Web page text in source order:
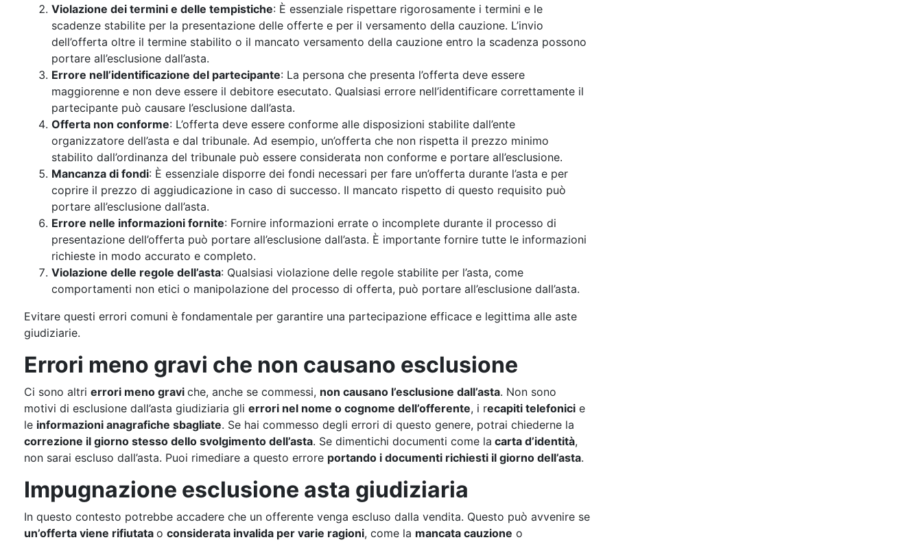
Violazione dei termini e delle tempistiche: È essenziale rispettare rigorosamente i termini e le
scadenze stabilite per la presentazione delle offerte e per il versamento della cauzione. L’invio
dell’offerta oltre il termine stabilito o il mancato versamento della cauzione entro la scadenza possono
portare all’esclusione dall’asta.
Errore nell’identificazione del partecipante: La persona che presenta l’offerta deve essere
maggiorenne e non deve essere il debitore esecutato. Qualsiasi errore nell’identificare correttamente il
partecipante può causare l’esclusione dall’asta.
Offerta non conforme: L’offerta deve essere conforme alle disposizioni stabilite dall’ente
organizzatore dell’asta e dal tribunale. Ad esempio, un’offerta che non rispetta il prezzo minimo
stabilito dall’ordinanza del tribunale può essere considerata non conforme e portare all’esclusione.
Mancanza di fondi: È essenziale disporre dei fondi necessari per fare un’offerta durante l’asta e per
coprire il prezzo di aggiudicazione in caso di successo. Il mancato rispetto di questo requisito può
portare all’esclusione dall’asta.
Errore nelle informazioni fornite: Fornire informazioni errate o incomplete durante il processo di
presentazione dell’offerta può portare all’esclusione dall’asta. È importante fornire tutte le informazioni
richieste in modo accurato e completo.
Violazione delle regole dell’asta: Qualsiasi violazione delle regole stabilite per l’asta, come
comportamenti non etici o manipolazione del processo di offerta, può portare all’esclusione dall’asta.
Evitare questi errori comuni è fondamentale per garantire una partecipazione efficace e legittima alle aste
giudiziarie.
Errori meno gravi che non causano esclusione
Ci sono altri errori meno gravi che, anche se commessi, non causano l’esclusione dall’asta. Non sono
motivi di esclusione dall’asta giudiziaria gli errori nel nome o cognome dell’offerente, i recapiti telefonici e
le informazioni anagrafiche sbagliate. Se hai commesso degli errori di questo genere, potrai chiederne la
correzione il giorno stesso dello svolgimento dell’asta. Se dimentichi documenti come la carta d’identità,
non sarai escluso dall’asta. Puoi rimediare a questo errore portando i documenti richiesti il giorno dell’asta.
Impugnazione esclusione asta giudiziaria
In questo contesto potrebbe accadere che un offerente venga escluso dalla vendita. Questo può avvenire se
un’offerta viene rifiutata o considerata invalida per varie ragioni, come la mancata cauzione o